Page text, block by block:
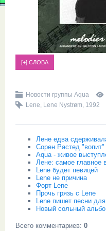
Новости группы Aqua
Lene, Lene Nystrøm, 1992
Лене едва
Сорен Растед
Aqua - живое
Лене: самое главное
Lene будет певицей
Lene не причина
Форт Lene
Прочь грязь с Lene
Lene пишет песни
Новый сольный
Всего комментариев: 0